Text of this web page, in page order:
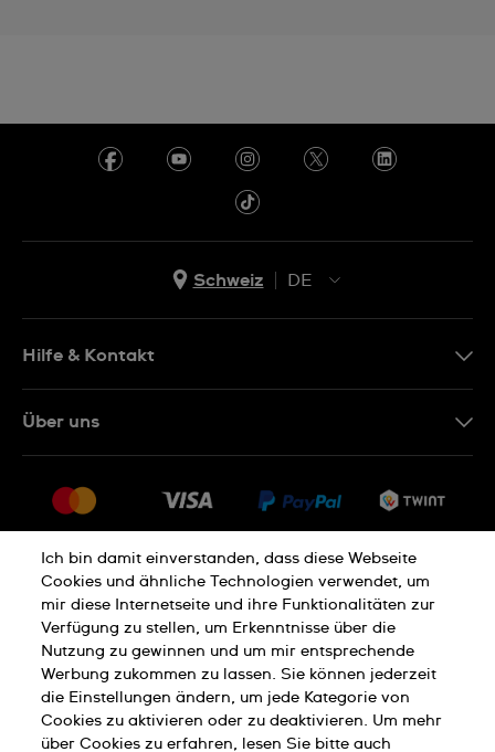
Schweiz
DE
IT
Hilfe & Kontakt
Rückgaberecht
Verkaufs- und Lieferbedingungen
Vertrag widerrufen
Über uns
Jobs
Datenschutzerklärung Cookies Hinweis
Nutzungsbedingungen Impressum
Ich bin damit einverstanden, dass diese Webseite
Cookies und ähnliche Technologien verwendet, um
mir diese Internetseite und ihre Funktionalitäten zur
Verfügung zu stellen, um Erkenntnisse über die
Nutzung zu gewinnen und um mir entsprechende
Werbung zukommen zu lassen. Sie können jederzeit
die Einstellungen ändern, um jede Kategorie von
Cookies zu aktivieren oder zu deaktivieren. Um mehr
über Cookies zu erfahren, lesen Sie bitte auch